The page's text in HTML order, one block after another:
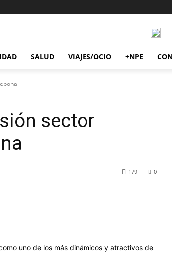
SALUD VIAJES/OCIO +NPE
sector
0
179
uno de los más dinámicos y atractivos de